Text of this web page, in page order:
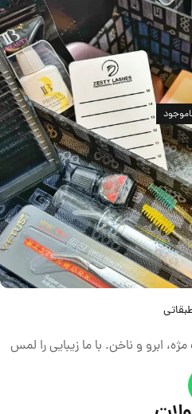
ابرو و ناخن. با ما زیبایی را لمس